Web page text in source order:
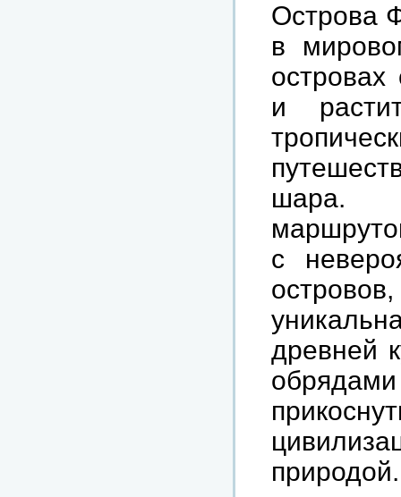
Острова
в
островах
и
шара
с
островов
древней
обрядами
природой.